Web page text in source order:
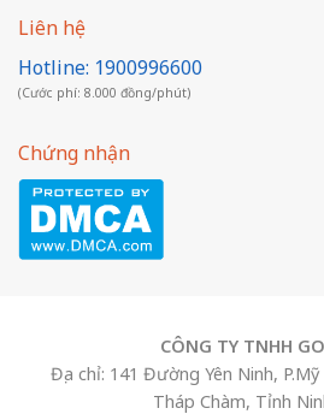
Liên hệ
Hotline: 1900996600
(Cước phí: 8.000 đồng/phút)
Chứng nhận
CÔNG TY TNHH
Địa chỉ: 141 Đường Yên Ninh, P.Mỹ
Tháp Chàm, Tỉnh